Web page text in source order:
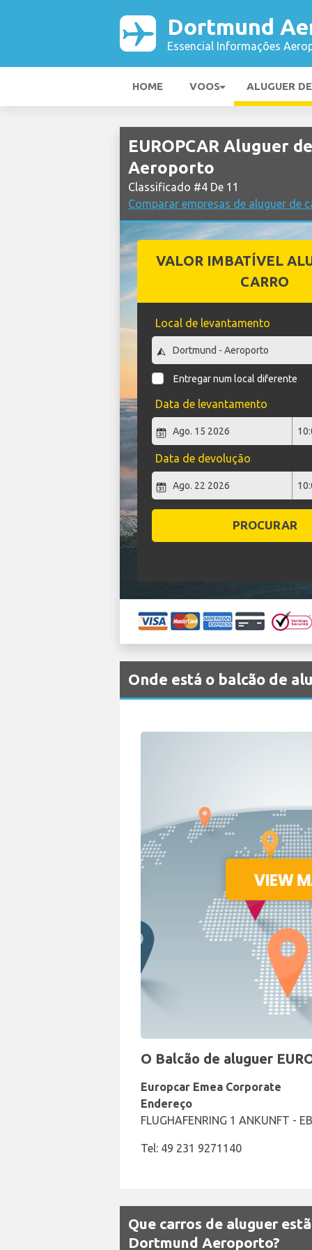
Dortmund
Essencial Informações
HOME VOOS ALUGUER
EUROPCAR Aluguer
Aeroporto
Classificado #4 De 11
Comparar empresas de aluguer de
VALOR IMBATÍVEL
CARRO
Local de levantamento
Entregar num local diferente
Data de levantamento
Data de devolução
PROCURAR
Onde está o balcão de
O Balcão de aluguer
Europcar Emea Corporate
Endereço
FLUGHAFENRING 1 ANKUNFT -
Tel: 49 231 9271140
Que carros de aluguer
Dortmund Aeroporto?